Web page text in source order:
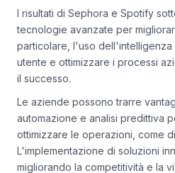
Lezioni chiave dai casi
I risultati di Sephora e Spotify
tecnologie avanzate per
particolare, l'uso
utente e ottimizzare i processi
il successo.
Le aziende possono trarre
automazione e analisi predittiva
ottimizzare le operazioni, come
L'implementazione di soluzioni